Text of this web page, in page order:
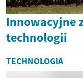
Innowacyjne
technologii
TECHNOLOGIA